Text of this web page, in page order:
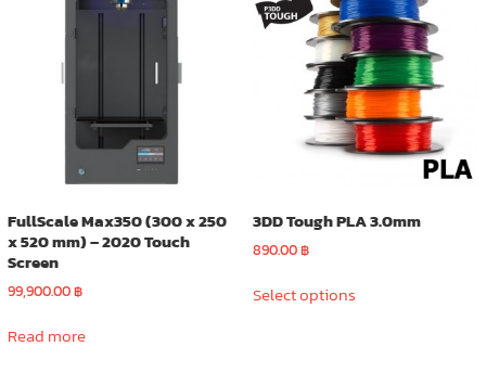
FullScale Max350 (300 x 250
x 520 mm) – 2020 Touch
Screen
99,900.00฿
Read more
3DD Tough PLA 3.0mm
890.00฿
Select optionsproduct